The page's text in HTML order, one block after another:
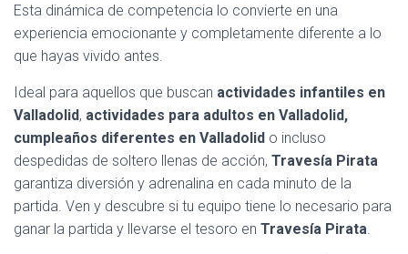
Esta dinámica de competencia lo convierte en una
experiencia emocionante y completamente diferente a lo
que hayas vivido antes.
Ideal para aquellos que buscan actividades infantiles en
Valladolid, actividades para adultos en Valladolid,
cumpleaños diferentes en Valladolid o incluso
despedidas de soltero llenas de acción, Travesía Pirata
garantiza diversión y adrenalina en cada minuto de la
partida. Ven y descubre si tu equipo tiene lo necesario para
ganar la partida y llevarse el tesoro en Travesía Pirata.